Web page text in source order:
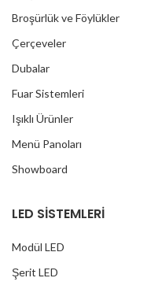
Broşürlük ve Föylükler
Çerçeveler
Dubalar
Fuar Sistemleri
Işıklı Ürünler
Menü Panoları
Showboard
LED SİSTEMLERİ
Modül LED
Şerit LED